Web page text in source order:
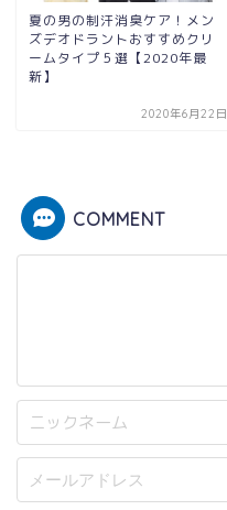
夏の男の制汗消臭ケア！メン
ズデオドラントおすすめクリ
ームタイプ５選【2020年最
新】
2020年6月22日
COMMENT